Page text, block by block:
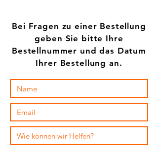
Bei Fragen zu einer Bestellung
geben Sie bitte Ihre
Bestellnummer und das Datum
Ihrer Bestellung an.